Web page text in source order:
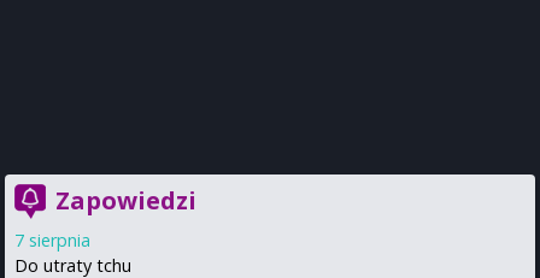
Zapowiedzi
7 sierpnia
Do utraty tchu